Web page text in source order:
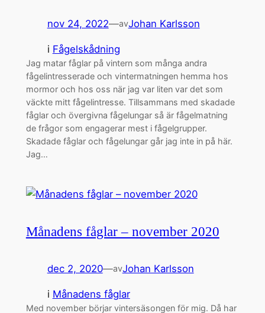
nov 24, 2022—avJohan Karlsson
i Fågelskådning
Jag matar fåglar på vintern som många andra
fågelintresserade och vintermatningen hemma hos
mormor och hos oss när jag var liten var det som
väckte mitt fågelintresse. Tillsammans med skadade
fåglar och övergivna fågelungar så är fågelmatning
de frågor som engagerar mest i fågelgrupper.
Skadade fåglar och fågelungar går jag inte in på här.
Jag…
Månadens fåglar – november 2020
dec 2, 2020—avJohan Karlsson
i Månadens fåglar
Med november börjar vintersäsongen för mig. Då har